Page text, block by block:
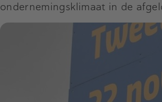
ondernemingsklimaat in de